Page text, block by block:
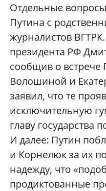
Отдельные
Путина с
журналистов
президента РФ
сообщив о
Волошиной и
заявил, что те
исключительную
главу государства
И далее: Путин
и Корнелюк за их
надежду, что
продиктованные